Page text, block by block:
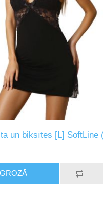
un biksītes [L] SoftLine